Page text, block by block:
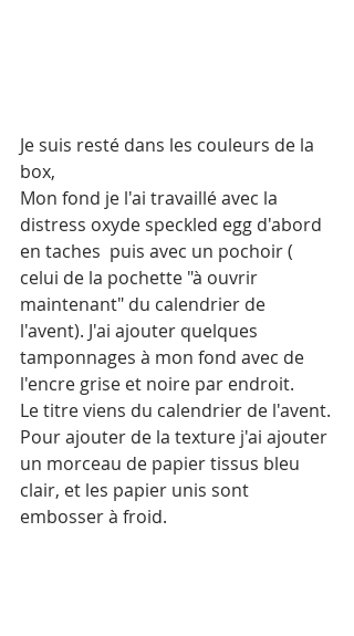
Je suis resté dans les couleurs de la
box,
Mon fond je l'ai travaillé avec la
distress oxyde speckled egg d'abord
en taches  puis avec un pochoir (
celui de la pochette "à ouvrir
maintenant" du calendrier de
l'avent). J'ai ajouter quelques
tamponnages à mon fond avec de
l'encre grise et noire par endroit.
Le titre viens du calendrier de l'avent.
Pour ajouter de la texture j'ai ajouter
un morceau de papier tissus bleu
clair, et les papier unis sont
embosser à froid.